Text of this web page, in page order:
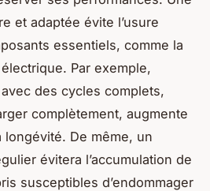
et adaptée évite l’usure
essentiels, comme la
Par exemple,
des cycles complets,
complètement, augmente
De même, un
évitera l’accumulation de
susceptibles d’endommager